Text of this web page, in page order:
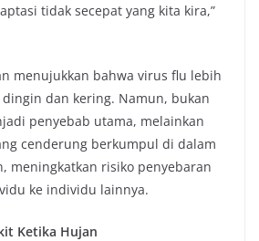
tidak secepat yang kita kira,”
menujukkan bahwa virus flu lebih
dan kering. Namun, bukan
penyebab utama, melainkan
cenderung berkumpul di dalam
meningkatkan risiko penyebaran
ke individu lainnya.
Ketika Hujan